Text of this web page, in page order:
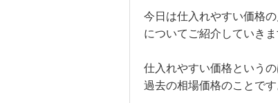
今日は仕入れやすい価格
についてご紹介していきま
仕入れやすい価格というの
過去の相場価格のことです